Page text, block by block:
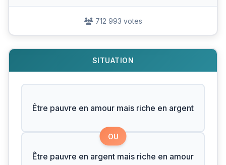
712 993 votes
SITUATION
Être pauvre en amour mais riche en argent
OU
Être pauvre en argent mais riche en amour